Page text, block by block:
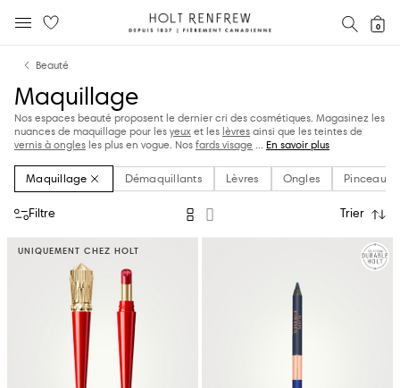
Holt
0
Beauté
Maquillage
Nos espaces beauté proposent le dernier cri des cosmétiques. Magasinez les
nuances de maquillage pour les yeux et les lèvres ainsi que les teintes de
vernis à ongles les plus en vogue. Nos fards visage ... En savoir plus
Maquillage Démaquillants Lèvres Ongles Pinceaux
Filtre Trier
UNIQUEMENT CHEZ HOLT